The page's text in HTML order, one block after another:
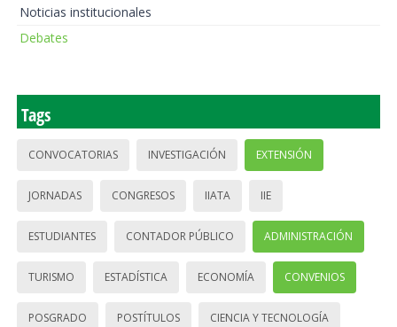
Noticias institucionales
Debates
Tags
CONVOCATORIAS INVESTIGACIÓN EXTENSIÓN
JORNADAS CONGRESOS IIATA IIE
ESTUDIANTES CONTADOR PÚBLICO ADMINISTRACIÓN
TURISMO ESTADÍSTICA ECONOMÍA CONVENIOS
POSGRADO POSTÍTULOS CIENCIA Y TECNOLOGÍA